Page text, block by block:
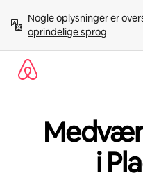
videre
indhold
Nogle oplysninger er
oprindelige sprog
i